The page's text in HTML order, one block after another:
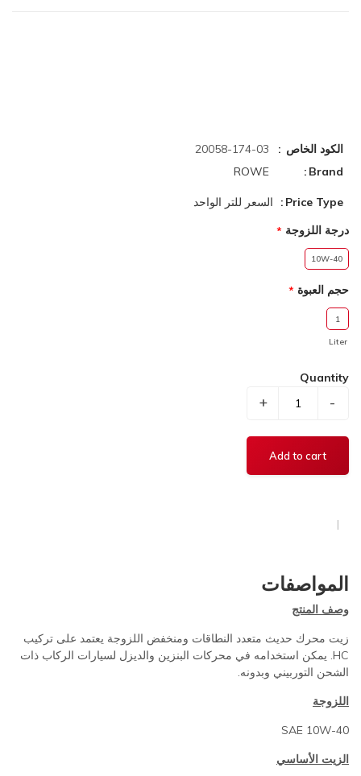
الكود الخاص
20058-174-03
Brand
ROWE
Price Type
السعر للتر الواحد
درجة اللزوجة
10W-40
حجم العبوة
1
Liter
Quantity
-
+
المواصفات
وصف المنتج
زيت محرك حديث متعدد النطاقات ومنخفض اللزوجة يعتمد على تركيب
HC. يمكن استخدامه في محركات البنزين والديزل لسيارات الركاب ذات
الشحن التوربيني وبدونه.
اللزوجة
SAE 10W-40
الزيت الأساسي